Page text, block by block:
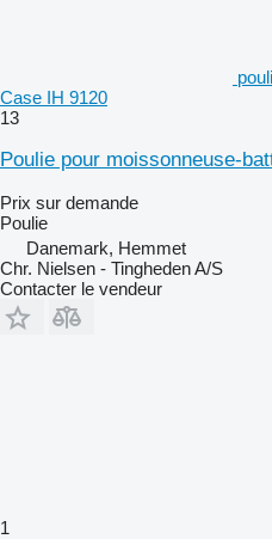
Case IH 9120
13
Poulie pour moissonneuse-
Prix sur demande
Poulie
Danemark, Hemmet
Chr. Nielsen - Tingheden A/S
Contacter le vendeur
1